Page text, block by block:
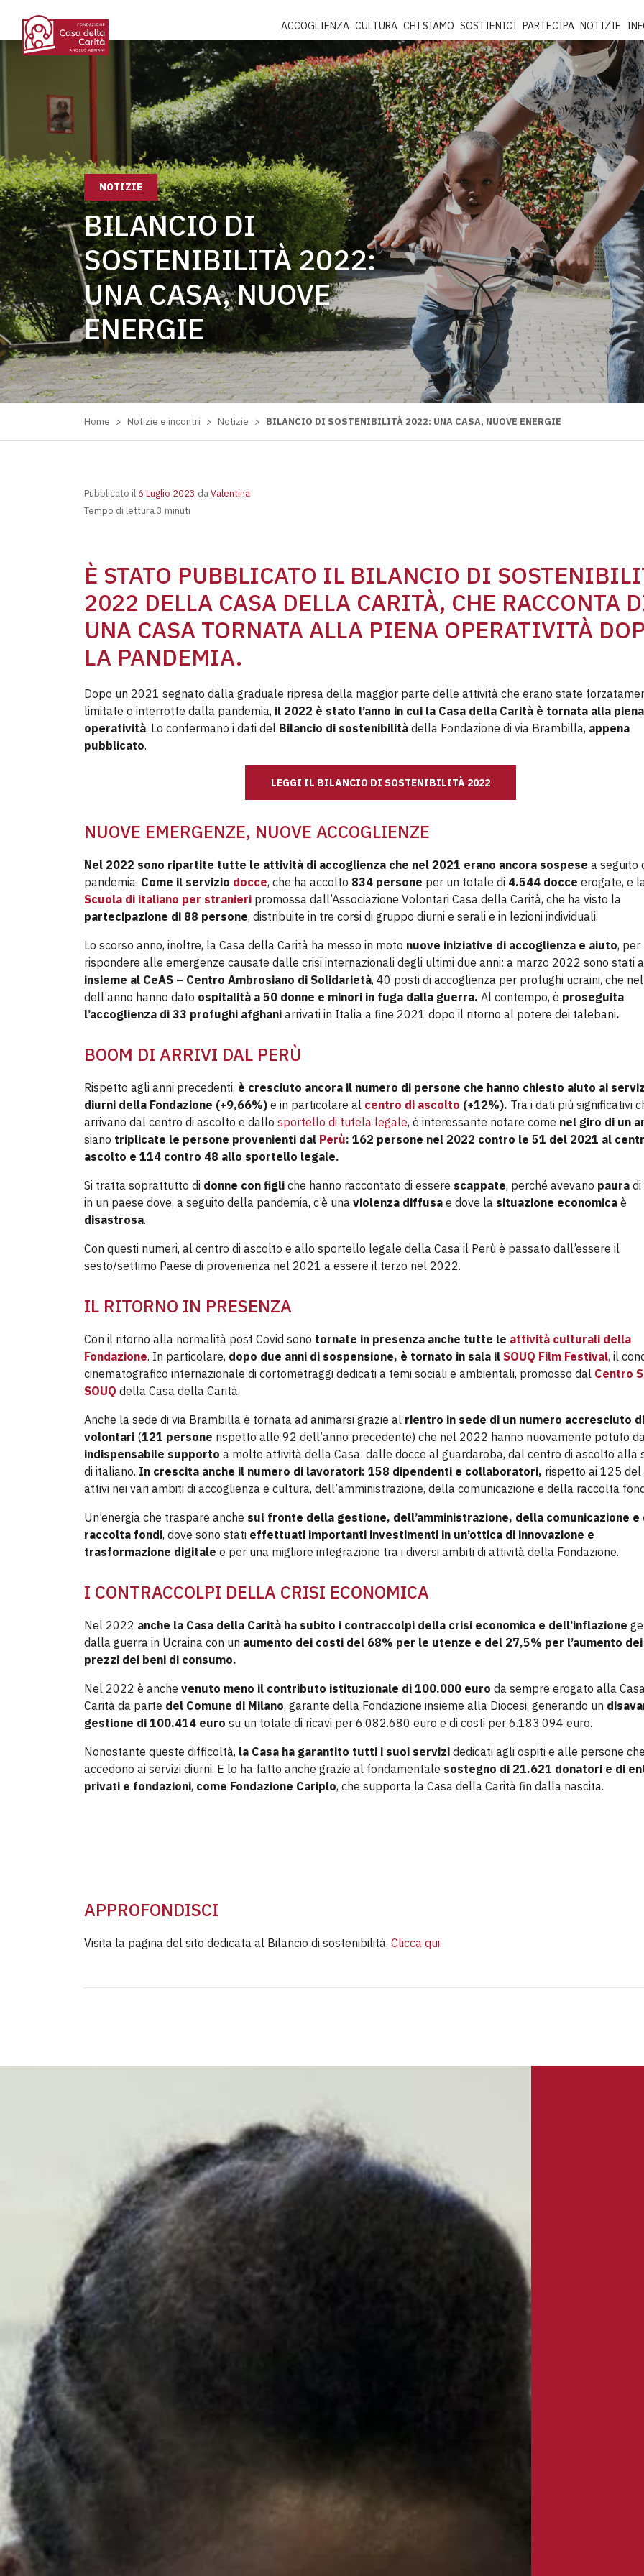
ACCOGLIENZA CULTURA CHI SIAMO SOSTIENICI PARTECIPA NOTIZIE
NOTIZIE
BILANCIO DI
SOSTENIBILITÀ 2022:
UNA CASA, NUOVE
ENERGIE
Home > Notizie e incontri > Notizie > BILANCIO DI SOSTENIBILITÀ 2022: UNA CASA, NUOVE ENERGIE
Pubblicato il6 Luglio 2023 daValentina
Tempo di lettura 3 minuti
È STATO PUBBLICATO IL BILANCIO DI
2022 DELLA CASA DELLA CARITÀ, CHE RACCONTA
UNA CASA TORNATA ALLA PIENA OPERATIVITÀ
LA PANDEMIA.
Dopo un 2021 segnato dalla graduale ripresa della maggior parte delle attività che erano state
limitate o interrotte dalla pandemia, il 2022 è stato l’anno in cui la Casa della Carità è tornata alla piena
operatività. Lo confermano i dati del Bilancio di sostenibilità della Fondazione di via Brambilla, appena
pubblicato.
LEGGI IL BILANCIO DI SOSTENIBILITÀ 2022
NUOVE EMERGENZE, NUOVE ACCOGLIENZE
Nel 2022 sono ripartite tutte le attività di accoglienza che nel 2021 erano ancora sospese a seguito
pandemia. Come il servizio docce, che ha accolto 834 persone per un totale di 4.544 docce erogate, e
Scuola di italiano per stranieri promossa dall’Associazione Volontari Casa della Carità, che ha visto la
partecipazione di 88 persone, distribuite in tre corsi di gruppo diurni e serali e in lezioni individuali.
Lo scorso anno, inoltre, la Casa della Carità ha messo in moto nuove iniziative di accoglienza e aiuto, per
rispondere alle emergenze causate dalle crisi internazionali degli ultimi due anni: a marzo 2022 sono stati
insieme al CeAS – Centro Ambrosiano di Solidarietà, 40 posti di accoglienza per profughi ucraini, che
dell’anno hanno dato ospitalità a 50 donne e minori in fuga dalla guerra. Al contempo, è proseguita
l’accoglienza di 33 profughi afghani arrivati in Italia a fine 2021 dopo il ritorno al potere dei talebani.
BOOM DI ARRIVI DAL PERÙ
Rispetto agli anni precedenti, è cresciuto ancora il numero di persone che hanno chiesto aiuto ai
diurni della Fondazione (+9,66%) e in particolare al centro di ascolto (+12%). Tra i dati più significativi
arrivano dal centro di ascolto e dallo sportello di tutela legale, è interessante notare come nel giro di un
siano triplicate le persone provenienti dal Perù: 162 persone nel 2022 contro le 51 del 2021 al
ascolto e 114 contro 48 allo sportello legale.
Si tratta soprattutto di donne con figli che hanno raccontato di essere scappate, perché avevano paura di
in un paese dove, a seguito della pandemia, c’è una violenza diffusa e dove la situazione economica è
disastrosa.
Con questi numeri, al centro di ascolto e allo sportello legale della Casa il Perù è passato dall’essere il
sesto/settimo Paese di provenienza nel 2021 a essere il terzo nel 2022.
IL RITORNO IN PRESENZA
Con il ritorno alla normalità post Covid sono tornate in presenza anche tutte le attività culturali della
Fondazione. In particolare, dopo due anni di sospensione, è tornato in sala il SOUQ Film Festival, il
cinematografico internazionale di cortometraggi dedicati a temi sociali e ambientali, promosso dal Centro
SOUQ della Casa della Carità.
Anche la sede di via Brambilla è tornata ad animarsi grazie al rientro in sede di un numero accresciuto di
volontari (121 persone rispetto alle 92 dell’anno precedente) che nel 2022 hanno nuovamente potuto
indispensabile supporto a molte attività della Casa: dalle docce al guardaroba, dal centro di ascolto alla
di italiano. In crescita anche il numero di lavoratori: 158 dipendenti e collaboratori, rispetto ai 125 del
attivi nei vari ambiti di accoglienza e cultura, dell’amministrazione, della comunicazione e della raccolta
Un’energia che traspare anche sul fronte della gestione, dell’amministrazione, della comunicazione e
raccolta fondi, dove sono stati effettuati importanti investimenti in un’ottica di innovazione e
trasformazione digitale e per una migliore integrazione tra i diversi ambiti di attività della Fondazione.
I CONTRACCOLPI DELLA CRISI ECONOMICA
Nel 2022 anche la Casa della Carità ha subito i contraccolpi della crisi economica e dell’inflazione
dalla guerra in Ucraina con un aumento dei costi del 68% per le utenze e del 27,5% per l’aumento dei
prezzi dei beni di consumo.
Nel 2022 è anche venuto meno il contributo istituzionale di 100.000 euro da sempre erogato alla
Carità da parte del Comune di Milano, garante della Fondazione insieme alla Diocesi, generando un
gestione di 100.414 euro su un totale di ricavi per 6.082.680 euro e di costi per 6.183.094 euro.
Nonostante queste difficoltà, la Casa ha garantito tutti i suoi servizi dedicati agli ospiti e alle persone che
accedono ai servizi diurni. E lo ha fatto anche grazie al fondamentale sostegno di 21.621 donatori e di
privati e fondazioni, come Fondazione Cariplo, che supporta la Casa della Carità fin dalla nascita.
APPROFONDISCI
Visita la pagina del sito dedicata al Bilancio di sostenibilità. Clicca qui.